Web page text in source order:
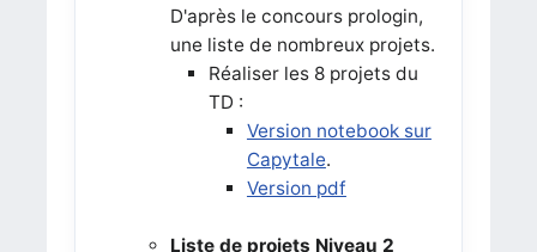
D'après le concours prologin,
une liste de nombreux projets.
Réaliser les 8 projets du
TD :
Version notebook sur
Capytale.
Version pdf
Liste de projets Niveau 2